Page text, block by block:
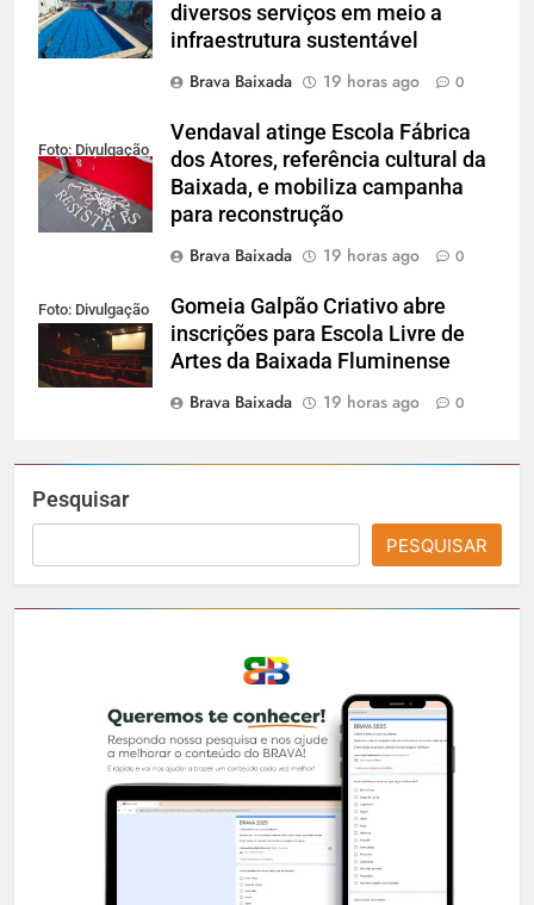
diversos serviços em meio a
infraestrutura sustentável
Brava Baixada
19 horas ago 0
Foto: Divulgação
Vendaval atinge Escola Fábrica
dos Atores, referência cultural da
Baixada, e mobiliza campanha
para reconstrução
Brava Baixada
19 horas ago 0
Foto: Divulgação
Gomeia Galpão Criativo abre
inscrições para Escola Livre de
Artes da Baixada Fluminense
Brava Baixada
19 horas ago 0
Pesquisar
PESQUISAR